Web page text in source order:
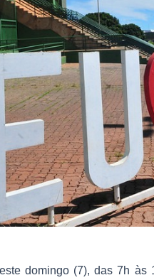
domingo (7), das 7h